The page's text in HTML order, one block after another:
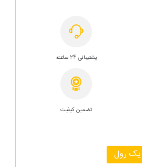
پشتیبانی 24 ساعته
تضمین کیفیت
یک رول